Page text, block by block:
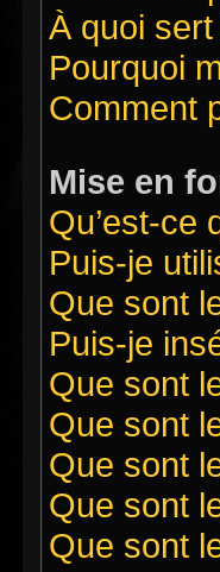
À quoi sert
Pourquoi
Comment
Mise en
Qu’est-ce
Puis-je
Que sont
Puis-je
Que sont
Que sont
Que sont
Que sont
Que sont